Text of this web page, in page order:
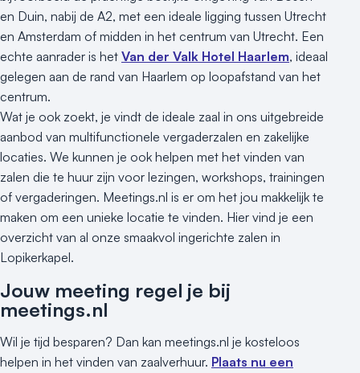
en Duin, nabij de A2, met een ideale ligging tussen Utrecht
en Amsterdam of midden in het centrum van Utrecht. Een
echte aanrader is het Van der Valk Hotel Haarlem, ideaal
gelegen aan de rand van Haarlem op loopafstand van het
centrum.
Wat je ook zoekt, je vindt de ideale zaal in ons uitgebreide
aanbod van multifunctionele vergaderzalen en zakelijke
locaties. We kunnen je ook helpen met het vinden van
zalen die te huur zijn voor lezingen, workshops, trainingen
of vergaderingen. Meetings.nl is er om het jou makkelijk te
maken om een unieke locatie te vinden. Hier vind je een
overzicht van al onze smaakvol ingerichte zalen in
Lopikerkapel.
Jouw meeting regel je bij
meetings.nl
Wil je tijd besparen? Dan kan meetings.nl je kosteloos
helpen in het vinden van zaalverhuur. Plaats nu een